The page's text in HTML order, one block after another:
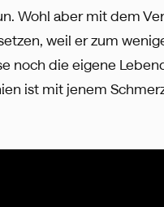
Wohl aber mit dem
weil er zum
noch die eigene
ist mit jenem